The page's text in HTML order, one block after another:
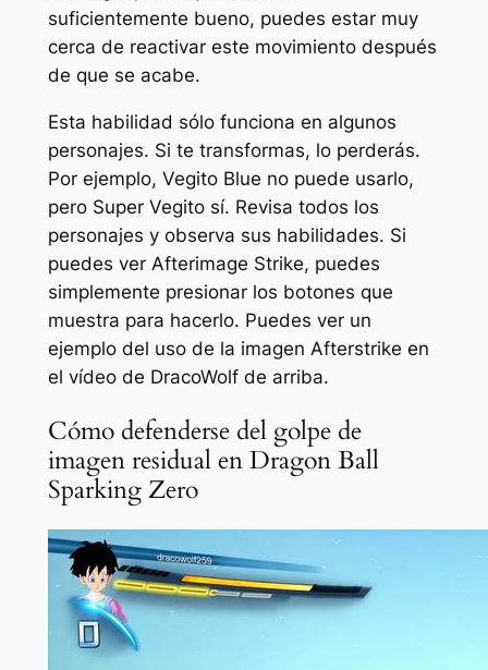
suficientemente bueno, puedes estar muy
cerca de reactivar este movimiento después
de que se acabe.
Esta habilidad sólo funciona en algunos
personajes. Si te transformas, lo perderás.
Por ejemplo, Vegito Blue no puede usarlo,
pero Super Vegito sí. Revisa todos los
personajes y observa sus habilidades. Si
puedes ver Afterimage Strike, puedes
simplemente presionar los botones que
muestra para hacerlo. Puedes ver un
ejemplo del uso de la imagen Afterstrike en
el vídeo de DracoWolf de arriba.
Cómo defenderse del golpe de
imagen residual en Dragon Ball
Sparking Zero